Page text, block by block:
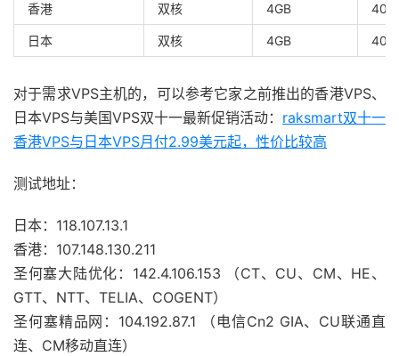
香港 双核 4GB
日本 双核 4GB
对于需求VPS主机的，可以参考它家之前推出的香港VPS、
日本VPS与美国VPS双十一最新促销活动： raksmart双十一
香港VPS与日本VPS月付2.99美元起，性价比较高
测试地址：
日本：118.107.13.1
香港：107.148.130.211
圣何塞大陆优化：142.4.106.153 （CT、CU、CM、HE、
GTT、NTT、TELIA、COGENT）
圣何塞精品网：104.192.87.1 （电信Cn2 GIA、CU联通直
连、CM移动直连）